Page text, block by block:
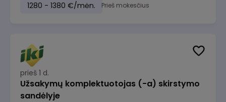
1280 - 1380 €/mėn. Prieš mokesčius
prieš 1 d.
Užsakymų komplektuotojas (-a) skirstymo
sandėlyje